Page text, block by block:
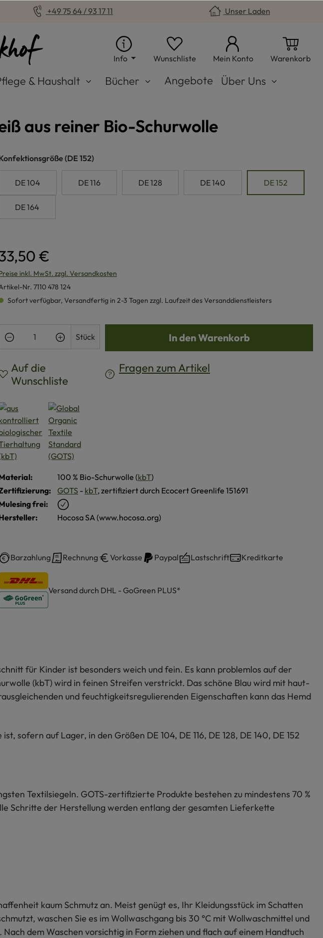
+49 75 64 / 93 17 11 Unser Laden
Info Wunschliste Du hast 0 Produkte auf dem
Mein Konto Warenkorb
& Haushalt Bücher Angebote Über Uns
aus reiner Bio-Schurwolle
auswählen
(DE 152)
DE 104 DE 116 DE 128 DE 140 DE 152
DE 164
€
inkl. MwSt. zzgl. Versandkosten
Nr. 7110 478 124
Sofort verfügbar, Versandfertig in 2-3 Tagen zzgl. Laufzeit des Versanddienstleisters
Produkt Anzahl: Gib den gewünschten Wert ein oder
Stück In den Warenkorb
Auf die
Wunschliste
Fragen zum Artikel
100 % Bio-Schurwolle (kbT)
GOTS - kbT, zertifiziert durch Ecocert Greenlife 151691
frei:
Hocosa SA (www.hocosa.org)
Barzahlung Rechnung Vorkasse Paypal Lastschrift Kreditkarte
Versand durch DHL - GoGreen PLUS*
für Kinder ist besonders weich und fein. Es kann problemlos auf der
(kbT) wird in feinen Streifen verstrickt. Das schöne Blau wird mit haut-
und feuchtigkeitsregulierenden Eigenschaften kann das Hemd
sofern auf Lager, in den Größen DE 104, DE 116, DE 128, DE 140, DE 152
Textilsiegeln. GOTS-zertifizierte Produkte bestehen zu mindestens 70 %
Schritte der Herstellung werden entlang der gesamten Lieferkette
kaum Schmutz an. Meist genügt es, Ihr Kleidungsstück im Schatten
waschen Sie es im Wollwaschgang bis 30 °C mit Wollwaschmittel und
dem Waschen vorsichtig in Form ziehen und flach auf einem Handtuch